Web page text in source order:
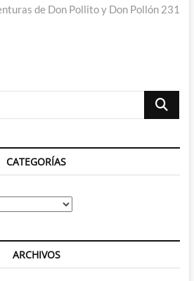
de Don Pollito y Don Pollón 231
Buscar
CATEGORÍAS
ARCHIVOS